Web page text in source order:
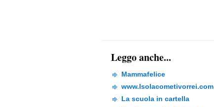
Leggo anche...
Mammafelice
www.Isolacometivorrei.com
La scuola in cartella